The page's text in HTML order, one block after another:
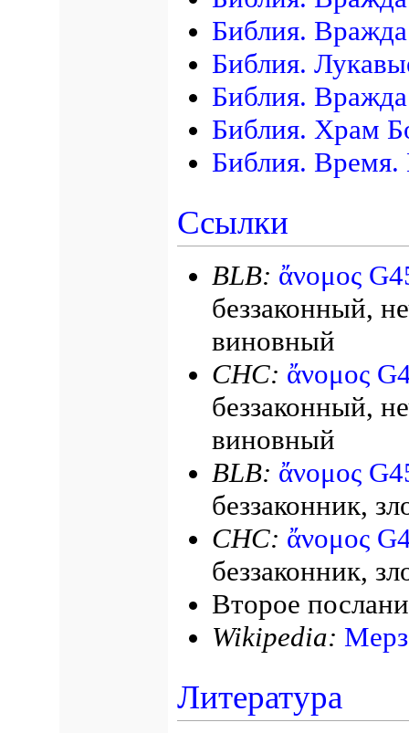
Библия.
Библия.
Библия.
Библия. Храм
Библия.
Ссылки
BLB: ἄνομος
беззаконный,
виновный
СНС: ἄνομος
беззаконный,
виновный
BLB: ἄνομος
беззаконник,
СНС: ἄνομος
беззаконник,
Второе
Wikipedia:
Литература